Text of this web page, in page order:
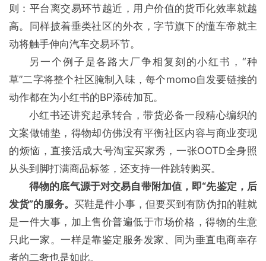
则：平台离交易环节越近，用户价值的货币化效率就越
高。同样披着垂类社区的外衣，字节旗下的懂车帝就主
动将触手伸向汽车交易环节。
另一个例子是各路大厂争相复刻的小红书，“种
草”二字将整个社区腌制入味，每个momo自发要链接的
动作都在为小红书的BP添砖加瓦。
小红书还讲究起承转合，带货必备一段精心编织的
文案做铺垫，得物却仿佛没有平衡社区内容与商业变现
的烦恼，直接活成大号淘宝买家秀，一张OOTD全身照
从头到脚打满商品标签，还支持一件跳转购买。
得物的底气源于对交易自带附加值，即“先鉴定，后
发货”的服务。 买鞋是件小事，但要买到有防伪扣的鞋就
是一件大事，加上售价普遍低于市场价格，得物的生意
只此一家。一样是靠鉴定服务发家、同为垂直电商幸存
者的二奢也是如此。